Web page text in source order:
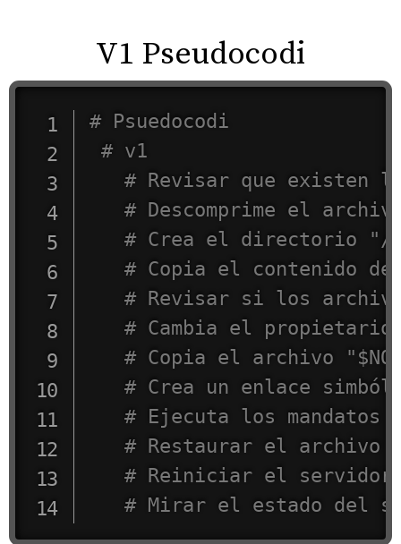
V1 Pseudocodi
# Psuedocodi
# v1
# Revisar que existen
# Descomprime el
# Crea el directorio "/
# Copia el contenido
# Revisar si los
# Cambia el
# Copia el archivo
# Crea un enlace
# Ejecuta los mandatos
# Restaurar el archivo
# Reiniciar el servidor
# Mirar el estado del